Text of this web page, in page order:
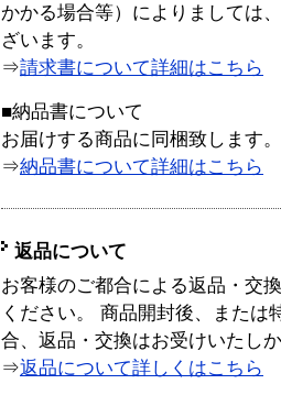
かかる場合等）によりましては
ざいます。
⇒請求書について詳細はこちら
■納品書について
お届けする商品に同梱致します。
⇒納品書について詳細はこちら
返品について
お客様のご都合による返品・交
ください。 商品開封後、または
合、返品・交換はお受けいたし
⇒返品について詳しくはこちら